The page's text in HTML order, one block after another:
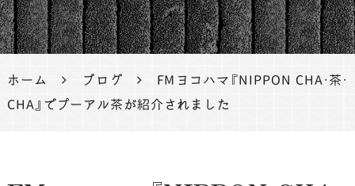
ホーム ブログ
FMヨコハマ『NIPPON CHA・茶・
CHA』でプーアル茶が紹介されました